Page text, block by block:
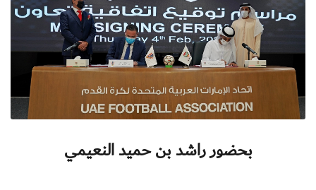
بحضور راشد بن حميد النعيمي